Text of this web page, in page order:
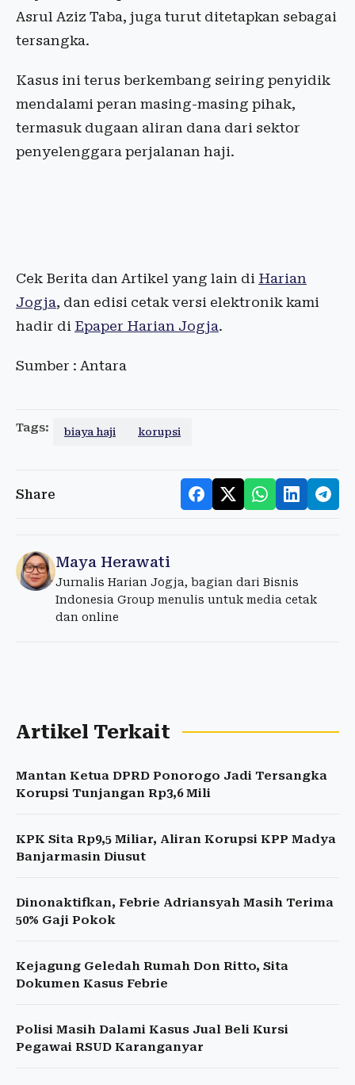
Asrul Aziz Taba, juga turut ditetapkan sebagai
tersangka.
Kasus ini terus berkembang seiring penyidik
mendalami peran masing-masing pihak,
termasuk dugaan aliran dana dari sektor
penyelenggara perjalanan haji.
Cek Berita dan Artikel yang lain di Harian
Jogja, dan edisi cetak versi elektronik kami
hadir di Epaper Harian Jogja.
Sumber : Antara
Tags: biaya haji korupsi
Share
Maya Herawati
Jurnalis Harian Jogja, bagian dari Bisnis
Indonesia Group menulis untuk media cetak
dan online
Artikel Terkait
Mantan Ketua DPRD Ponorogo Jadi Tersangka
Korupsi Tunjangan Rp3,6 Mili
KPK Sita Rp9,5 Miliar, Aliran Korupsi KPP Madya
Banjarmasin Diusut
Dinonaktifkan, Febrie Adriansyah Masih Terima
50% Gaji Pokok
Kejagung Geledah Rumah Don Ritto, Sita
Dokumen Kasus Febrie
Polisi Masih Dalami Kasus Jual Beli Kursi
Pegawai RSUD Karanganyar